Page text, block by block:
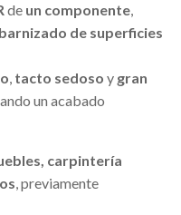
de un componente
barnizado de superficies
tacto sedoso y gran
un acabado
carpintería
, previamente